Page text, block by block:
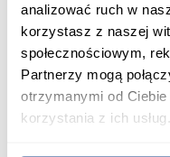
analizować ruch w
korzystasz z naszej
społecznościowym,
Partnerzy mogą
otrzymanymi od
korzystania z ich usług.
promocja
Biurko Leo I Biały
143,10 zł
Najniższa cena:159,00 zł
Cena regularna: 159,00 zł